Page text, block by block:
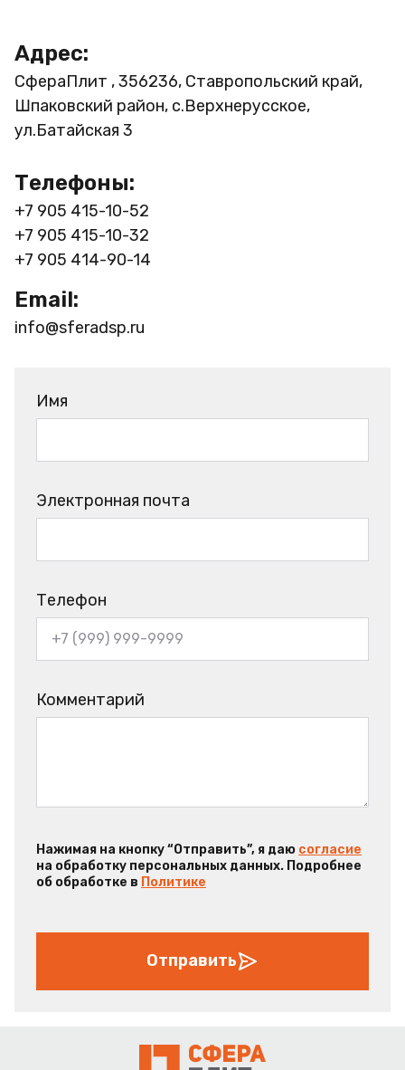
Адрес:
СфераПлит , 356236, Ставропольский край,
Шпаковский район, с.Верхнерусское,
ул.Батайская 3
Телефоны:
+7 905 415-10-52
+7 905 415-10-32
+7 905 414-90-14
Email:
info@sferadsp.ru
Имя
Электронная почта
Телефон
Комментарий
Нажимая на кнопку “Отправить”, я даю согласие
на обработку персональных данных. Подробнее
об обработке в Политике
Отправить